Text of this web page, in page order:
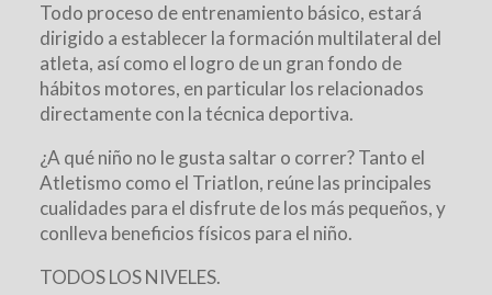
Todo proceso de entrenamiento básico, estará
dirigido a establecer la formación multilateral del
atleta, así como el logro de un gran fondo de
hábitos motores, en particular los relacionados
directamente con la técnica deportiva.
¿A qué niño no le gusta saltar o correr? Tanto el
Atletismo como el Triatlon, reúne las principales
cualidades para el disfrute de los más pequeños, y
conlleva beneficios físicos para el niño.
TODOS LOS NIVELES.